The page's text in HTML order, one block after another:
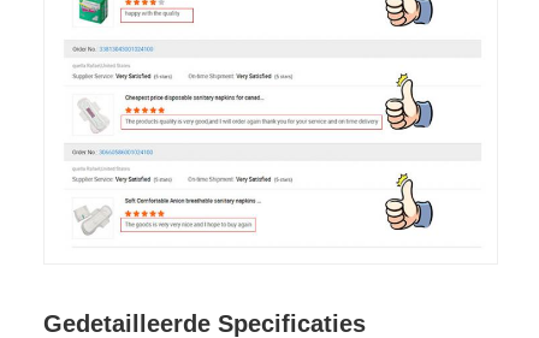
Gedetailleerde Specificaties